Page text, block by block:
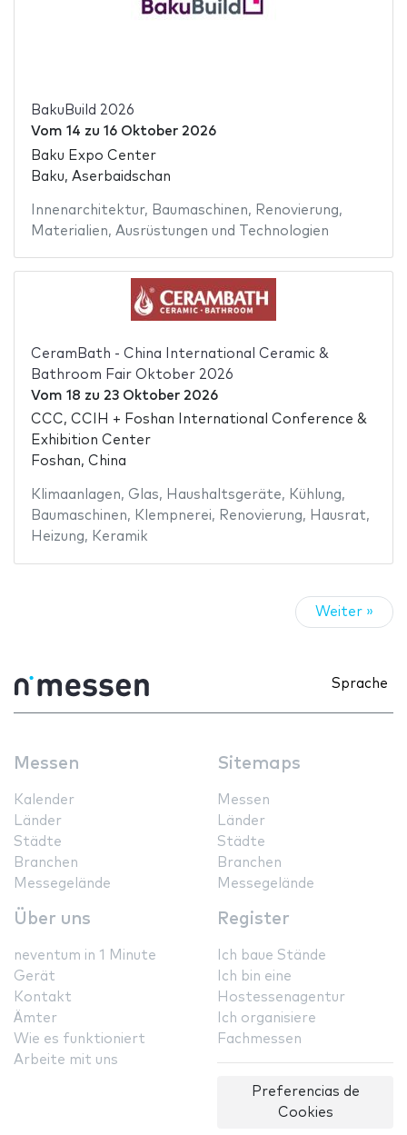
BakuBuild 2026
Vom 14 zu 16 Oktober 2026
Baku Expo Center
Baku, Aserbaidschan
Innenarchitektur, Baumaschinen, Renovierung,
Materialien, Ausrüstungen und Technologien
CeramBath - China International Ceramic &
Bathroom Fair Oktober 2026
Vom 18 zu 23 Oktober 2026
CCC, CCIH + Foshan International Conference &
Exhibition Center
Foshan, China
Klimaanlagen, Glas, Haushaltsgeräte, Kühlung,
Baumaschinen, Klempnerei, Renovierung, Hausrat,
Heizung, Keramik
Weiter »
Sprache
Messen
Kalender
Länder
Städte
Branchen
Messegelände
Sitemaps
Messen
Länder
Städte
Branchen
Messegelände
Über uns
neventum in 1 Minute
Gerät
Kontakt
Ämter
Wie es funktioniert
Arbeite mit uns
Register
Ich baue Stände
Ich bin eine
Hostessenagentur
Ich organisiere
Fachmessen
Preferencias de
Cookies